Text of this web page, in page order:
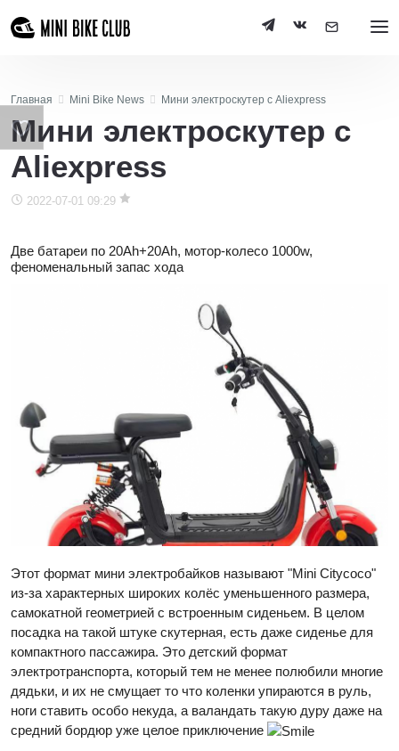
Главная Mini Bike News Мини электроскутер с Aliexpress
Мини электроскутер с
Aliexpress
2022-07-01 09:29
Две батареи по 20Ah+20Ah, мотор-колесо 1000w,
феноменальный запас хода
Этот формат мини электробайков называют "Mini Citycoco"
из-за характерных широких колёс уменьшенного размера,
самокатной геометрией с встроенным сиденьем. В целом
посадка на такой штуке скутерная, есть даже сиденье для
компактного пассажира. Это детский формат
электротранспорта, который тем не менее полюбили многие
дядьки, и их не смущает то что коленки упираются в руль,
ноги ставить особо некуда, а валандать такую дуру даже на
средний бордюр уже целое приключение